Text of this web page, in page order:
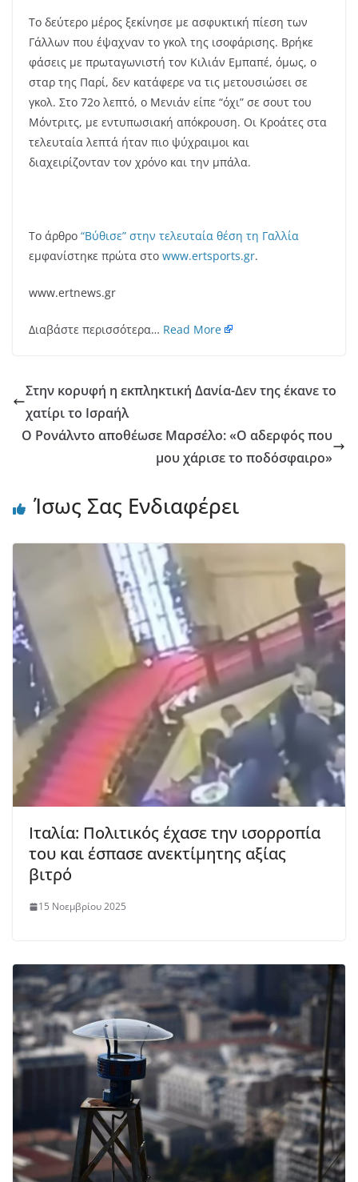
Το δεύτερο μέρος ξεκίνησε με ασφυκτική πίεση των
Γάλλων που έψαχναν το γκολ της ισοφάρισης. Βρήκε
φάσεις με πρωταγωνιστή τον Κιλιάν Εμπαπέ, όμως, ο
σταρ της Παρί, δεν κατάφερε να τις μετουσιώσει σε
γκολ. Στο 72ο λεπτό, ο Μενιάν είπε “όχι” σε σουτ του
Μόντριτς, με εντυπωσιακή απόκρουση. Οι Κροάτες στα
τελευταία λεπτά ήταν πιο ψύχραιμοι και
διαχειρίζονταν τον χρόνο και την μπάλα.
Το άρθρο “Βύθισε” στην τελευταία θέση τη Γαλλία
εμφανίστηκε πρώτα στο www.ertsports.gr.
www.ertnews.gr
Διαβάστε περισσότερα… Read More
Στην κορυφή η εκπληκτική Δανία-Δεν της έκανε το
χατίρι το Ισραήλ
Ο Ρονάλντο αποθέωσε Μαρσέλο: «Ο αδερφός που
μου χάρισε το ποδόσφαιρο»
Ίσως Σας Ενδιαφέρει
Ιταλία: Πολιτικός έχασε την ισορροπία
του και έσπασε ανεκτίμητης αξίας
βιτρό
15 Νοεμβρίου 2025